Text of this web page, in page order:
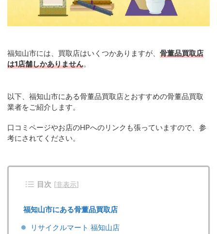
福知山市には、買取店はいくつかありますが、 骨董品買取店
は1店舗しかありません。
以下、福知山市にある骨董品買取店とおすすめの骨董品買取
業者をご紹介します。
口コミページやお店のHPへのリンクも張っていますので、参
考にされてください。
目次 [非表示]
福知山市にある骨董品買取店
リサイクルマート 福知山店